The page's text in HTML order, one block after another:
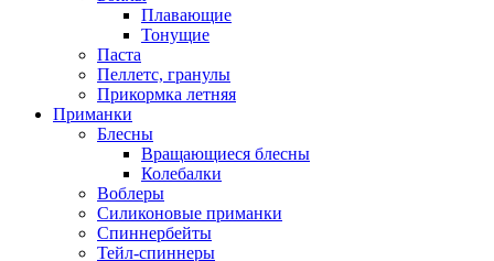
Плавающие
Тонущие
Паста
Пеллетс, гранулы
Прикормка летняя
Приманки
Блесны
Вращающиеся блесны
Колебалки
Воблеры
Силиконовые приманки
Спиннербейты
Тейл-спиннеры